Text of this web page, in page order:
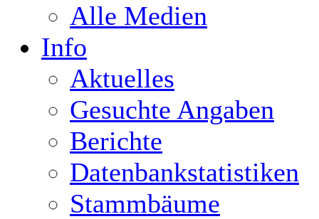
Alle Medien
Info
Aktuelles
Gesuchte Angaben
Berichte
Datenbankstatistiken
Stammbäume